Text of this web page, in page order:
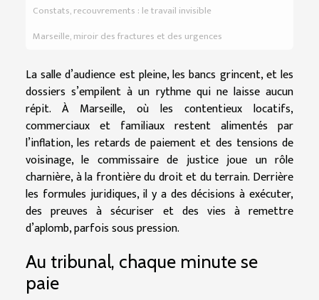
Constats, recouvrements : le travail invisible
Marseille, miroir des fractures et des urgences
La salle d’audience est pleine, les bancs grincent, et les
dossiers s’empilent à un rythme qui ne laisse aucun
répit. À Marseille, où les contentieux locatifs,
commerciaux et familiaux restent alimentés par
l’inflation, les retards de paiement et des tensions de
voisinage, le commissaire de justice joue un rôle
charnière, à la frontière du droit et du terrain. Derrière
les formules juridiques, il y a des décisions à exécuter,
des preuves à sécuriser et des vies à remettre
d’aplomb, parfois sous pression.
Au tribunal, chaque minute se
paie